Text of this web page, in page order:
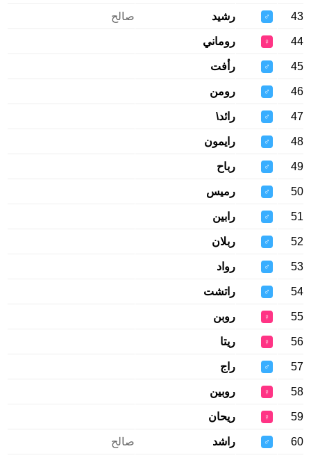
43
♂ رشيد صالح
44
♀ روماني
45
♂ رأفت
46
♂ رومن
47
♂ رائد\
48
♂ رايمون
49
♂ رباح
50
♂ رميس
51
♂ رابين
52
♂ ربلان
53
♂ رواد
54
♂ راتشت
55
♀ روبن
56
♀ ريتا
57
♂ راج
58
♀ روبين
59
♀ ريحان
60
♂ راشد صالح